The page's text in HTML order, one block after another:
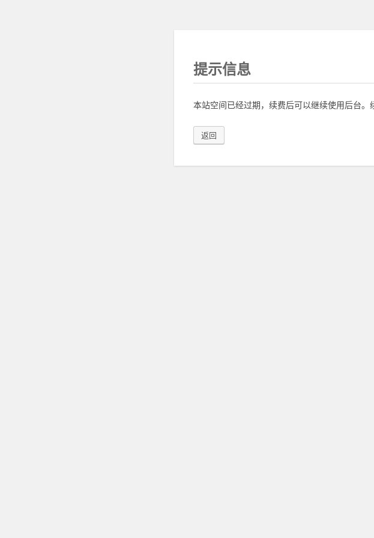
提示信息
本站空间已经过期，续费后可以继续使用后台。
返回